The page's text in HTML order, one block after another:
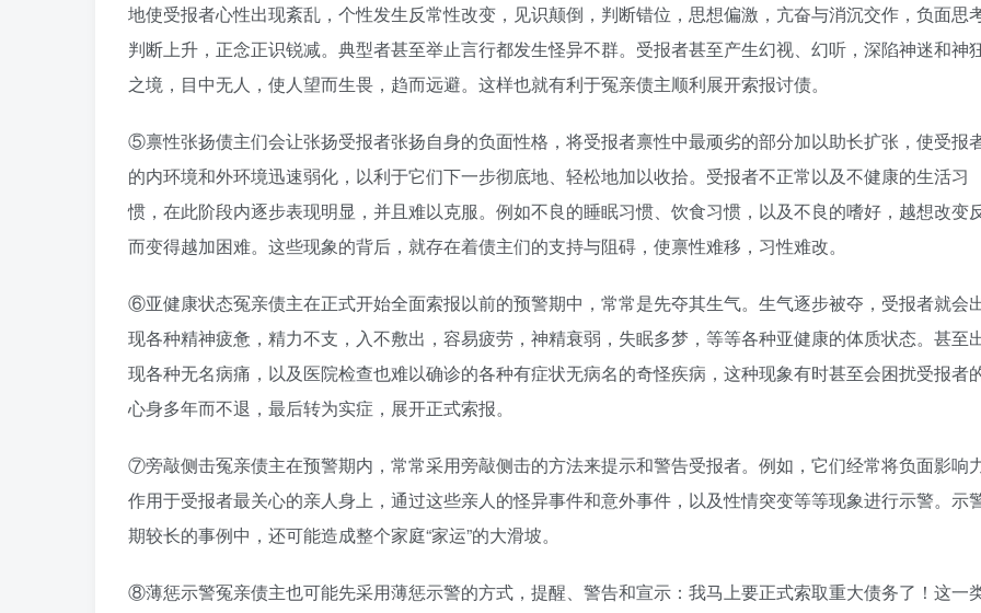
地使受报者心性出现紊乱，个性发生反常性改变，见识颠倒，判断错位，思想偏激，亢奋与消沉交作，负面思
判断上升，正念正识锐减。典型者甚至举止言行都发生怪异不群。受报者甚至产生幻视、幻听，深陷神迷和神
之境，目中无人，使人望而生畏，趋而远避。这样也就有利于冤亲债主顺利展开索报讨债。
⑤禀性张扬债主们会让张扬受报者张扬自身的负面性格，将受报者禀性中最顽劣的部分加以助长扩张，使受报
的内环境和外环境迅速弱化，以利于它们下一步彻底地、轻松地加以收拾。受报者不正常以及不健康的生活习
惯，在此阶段内逐步表现明显，并且难以克服。例如不良的睡眠习惯、饮食习惯，以及不良的嗜好，越想改变
而变得越加困难。这些现象的背后，就存在着债主们的支持与阻碍，使禀性难移，习性难改。
⑥亚健康状态冤亲债主在正式开始全面索报以前的预警期中，常常是先夺其生气。生气逐步被夺，受报者就会
现各种精神疲惫，精力不支，入不敷出，容易疲劳，神精衰弱，失眠多梦，等等各种亚健康的体质状态。甚至
现各种无名病痛，以及医院检查也难以确诊的各种有症状无病名的奇怪疾病，这种现象有时甚至会困扰受报者
心身多年而不退，最后转为实症，展开正式索报。
⑦旁敲侧击冤亲债主在预警期内，常常采用旁敲侧击的方法来提示和警告受报者。例如，它们经常将负面影响
作用于受报者最关心的亲人身上，通过这些亲人的怪异事件和意外事件，以及性情突变等等现象进行示警。示
期较长的事例中，还可能造成整个家庭“家运”的大滑坡。
⑧薄惩示警冤亲债主也可能先采用薄惩示警的方式，提醒、警告和宣示：我马上要正式索取重大债务了！这一